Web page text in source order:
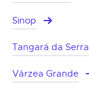
Sinop
Tangará da Serra
Várzea Grande